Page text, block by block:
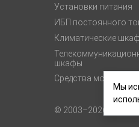
Установки питания
ИБП постоянного
Климатические
шкафы
Средства
© 2003–2026,
Мы